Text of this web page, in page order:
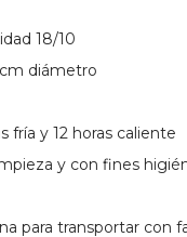
18/10
cm diámetro
fría y 12 horas caliente
y con fines
para transportar con